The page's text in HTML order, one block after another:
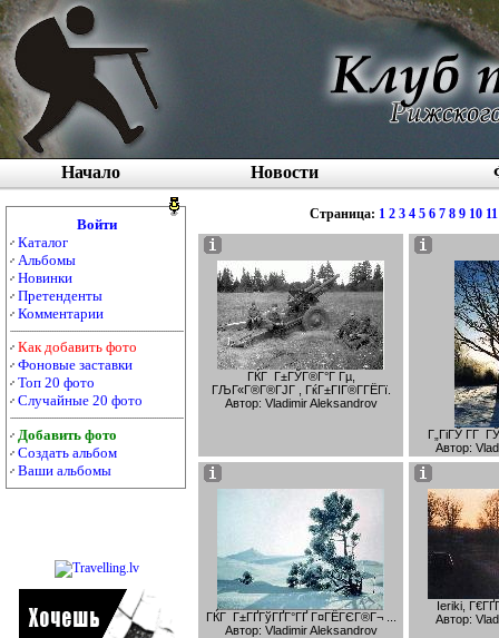
Начало Новости
Войти
Каталог
Альбомы
Новинки
Претенденты
Комментарии
Как добавить фото
Фоновые заставки
Топ 20 фото
Случайные 20 фото
Добавить фото
Создать альбом
Ваши альбомы
Страница: 1 2 3 4 5 6 7 8 9 10 11
ГЌГ Г±ГЎГ®Г°Г Гµ,
ГЉГ«Г®Г®ГЈГ , ГќГ±ГІГ®Г­ГЁГї.
Автор: Vladimir Aleksandrov
Г„ГіГЎ Г­Г
Автор:
ГЌГ Г±ГҐГўГҐГ°ГҐ Г¤ГЁГЄГ®Г¬ ...
Автор: Vladimir Aleksandrov
Ieriki,
Автор: